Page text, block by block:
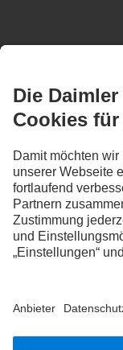
Gewährleistung